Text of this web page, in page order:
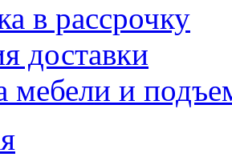
в рассрочку
доставки
мебели и